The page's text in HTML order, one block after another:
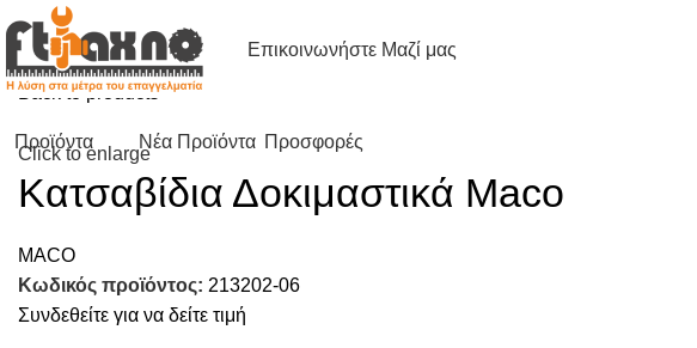
Επικοινωνήστε Μαζί μας
Προϊόντα
Βιομηχανικά Είδη
Νέα Προϊόντα Προσφορές
Αρχική σελίδα Εργαλεία
Κατσαβίδια Δοκιμαστικά Maco
Back to products
Click to enlarge
Κατσαβίδια Δοκιμαστικά Maco
MACO
Κωδικός προϊόντος: 213202-06
Συνδεθείτε για να δείτε τιμή